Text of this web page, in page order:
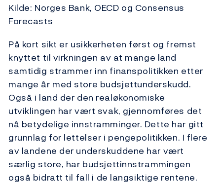
Kilde: Norges Bank, OECD og Consensus
Forecasts
På kort sikt er usikkerheten først og fremst
knyttet til virkningen av at mange land
samtidig strammer inn finanspolitikken etter
mange år med store budsjettunderskudd.
Også i land der den realøkonomiske
utviklingen har vært svak, gjennomføres det
nå betydelige innstramminger. Dette har gitt
grunnlag for lettelser i pengepolitikken. I flere
av landene der underskuddene har vært
særlig store, har budsjettinnstrammingen
også bidratt til fall i de langsiktige rentene.